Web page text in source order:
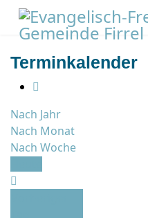
Terminkalender
Nach Jahr
Nach Monat
Nach Woche